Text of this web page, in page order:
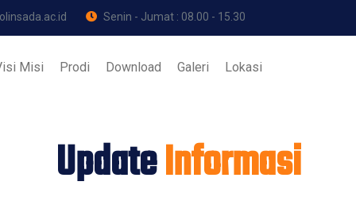
Senin - Jumat : 08.00 - 15.30
Misi Prodi Download Galeri Lokasi
UpdateInformasi